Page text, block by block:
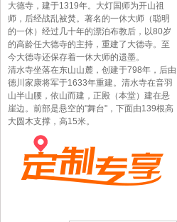
大德寺，建于1319年。大灯国师为开山祖
师，后经战乱被焚。著名的一休大师（聪明
的一休）经过几十年的漂泊布教后，以80岁
的高龄任大德寺的主持，重建了大德寺。至
今大德寺还保存着一休大师的遗墨。
清水寺坐落在东山山麓，创建于798年，后由
德川家康将军于1633年重建。清水寺在音羽
山半山腰，依山而建，正殿（本堂）建在悬
崖边。前部是悬空的"舞台"，下面由139根高
大圆木支撑，高15米。